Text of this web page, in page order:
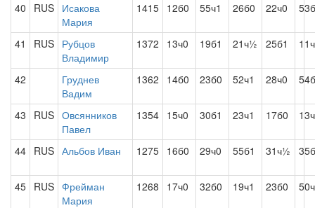
40 RUS Исакова
Мария
1415 12б0 55ч1 26б0 22ч0
41 RUS Рубцов
Владимир
1372 13ч0 19б1 21ч½ 25б1
42
Груднев
Вадим
1362 14б0 23б0 52ч1 28ч0
43 RUS Овсянников
Павел
1354 15ч0 30б1 23ч1 17б0
44 RUS Альбов Иван 1275 16б0 29ч0 55б1 31ч½
45 RUS Фрейман
Мария
1268 17ч0 32б0 19ч1 23б0